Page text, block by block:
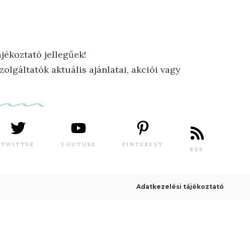
jellegűek!
aktuális ajánlatai, akciói vagy
TWITTER YOUTUBE PINTEREST
RSS
Adatkezelési tájékoztató